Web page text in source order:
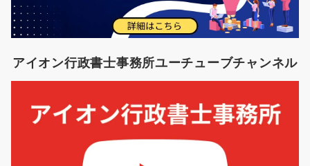
アイオン行政書士事務所ユーチューブチャンネル